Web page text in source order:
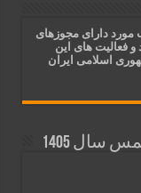
دعا و حاجت روایی |
و روزی و ثروتمند شدن |
دارای مجوزهای
و فعالیت های این
اسلامی ایران
1405